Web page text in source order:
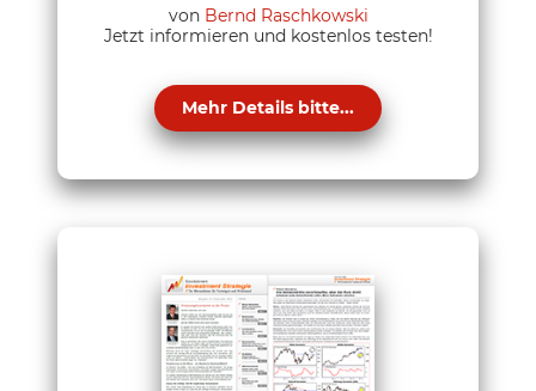
von Bernd Raschkowski
Jetzt informieren und kostenlos testen!
Mehr Details bitte...